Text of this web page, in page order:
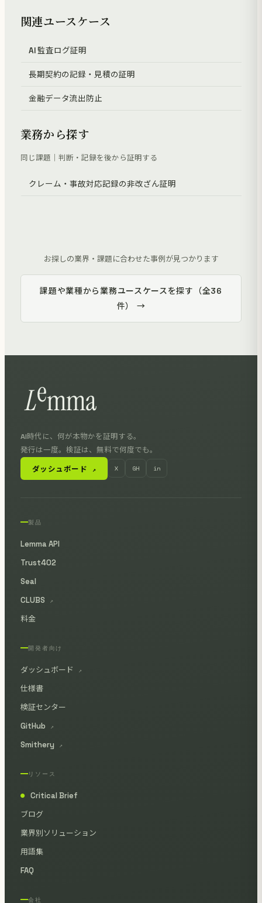
関連ユースケース
AI 監査ログ証明
長期契約の記録・見積の証明
金融データ流出防止
業務から探す
同じ課題｜判断・記録を後から証明する
クレーム・事故対応記録の非改ざん証明
お探しの業界・課題に合わせた事例が見つかります
課題や業種から業務ユースケースを探す（全36
件） →
AI時代に、何が本物かを証明する。
発行は一度。検証は、無料で何度でも。
ダッシュボード ↗ X GH in
製品
Lemma API
Trust402
Seal
CLUBS
↗
料金
開発者向け
ダッシュボード ↗
仕様書
検証センター
GitHub
↗
Smithery ↗
リソース
●
Critical Brief
ブログ
業界別ソリューション
用語集
FAQ
会社